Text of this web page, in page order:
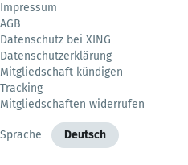
Impressum
AGB
Datenschutz bei XING
Datenschutzerklärung
Mitgliedschaft kündigen
Tracking
Mitgliedschaften widerrufen
Sprache Deutsch